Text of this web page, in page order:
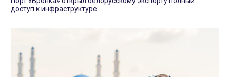
доступ к инфраструктуре